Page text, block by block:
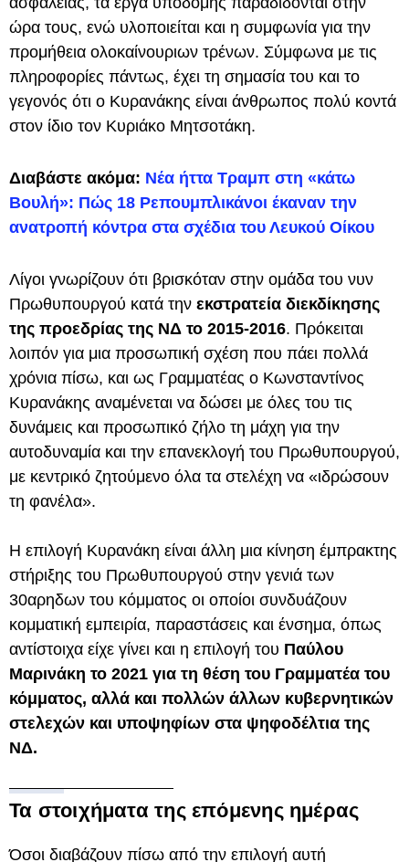
ώρα τους, ενώ υλοποιείται και η συμφωνία για την
προμήθεια ολοκαίνουριων τρένων. Σύμφωνα με τις
πληροφορίες πάντως, έχει τη σημασία του και το
γεγονός ότι ο Κυρανάκης είναι άνθρωπος πολύ κοντά
στον ίδιο τον Κυριάκο Μητσοτάκη.
Διαβάστε ακόμα: Νέα ήττα Τραμπ στη «κάτω
Βουλή»: Πώς 18 Ρεπουμπλικάνοι έκαναν την
ανατροπή κόντρα στα σχέδια του Λευκού Οίκου
Λίγοι γνωρίζουν ότι βρισκόταν στην ομάδα του νυν
Πρωθυπουργού κατά την εκστρατεία διεκδίκησης
της προεδρίας της ΝΔ το 2015-2016. Πρόκειται
λοιπόν για μια προσωπική σχέση που πάει πολλά
χρόνια πίσω, και ως Γραμματέας ο Κωνσταντίνος
Κυρανάκης αναμένεται να δώσει με όλες του τις
δυνάμεις και προσωπικό ζήλο τη μάχη για την
αυτοδυναμία και την επανεκλογή του Πρωθυπουργού,
με κεντρικό ζητούμενο όλα τα στελέχη να «ιδρώσουν
τη φανέλα».
Η επιλογή Κυρανάκη είναι άλλη μια κίνηση έμπρακτης
στήριξης του Πρωθυπουργού στην γενιά των
30αρηδων του κόμματος οι οποίοι συνδυάζουν
κομματική εμπειρία, παραστάσεις και ένσημα, όπως
αντίστοιχα είχε γίνει και η επιλογή του Παύλου
Μαρινάκη το 2021 για τη θέση του Γραμματέα του
κόμματος, αλλά και πολλών άλλων κυβερνητικών
στελεχών και υποψηφίων στα ψηφοδέλτια της
ΝΔ.
Τα στοιχήματα της επόμενης ημέρας
Όσοι διαβάζουν πίσω από την επιλογή αυτή